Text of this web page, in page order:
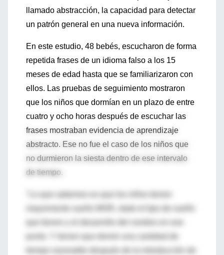
llamado abstracción, la capacidad para detectar
un patrón general en una nueva información.
En este estudio, 48 bebés, escucharon de forma
repetida frases de un idioma falso a los 15
meses de edad hasta que se familiarizaron con
ellos. Las pruebas de seguimiento mostraron
que los niños que dormían en un plazo de entre
cuatro y ocho horas después de escuchar las
frases mostraban evidencia de aprendizaje
abstracto. Ese no fue el caso de los niños que
no durmieron la siesta dentro de ese intervalo
de tiempo.
mayormente sueño MOR, dado el tipo de sueño
tiempo razonable después de la introducción de